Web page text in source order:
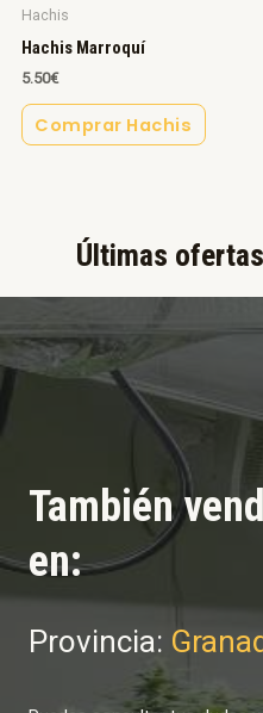
Hachis
Hachis Marroquí
5.50€
Comprar Hachis
Últimas
También
en:
Provincia: